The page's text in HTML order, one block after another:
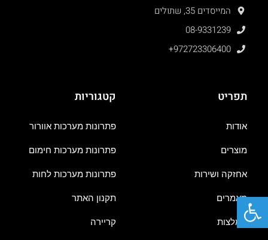
המייסדים 35, שתולים
08-9331239
+972723306400
תפריט
אודות
מוצרים
אחזקה ושירות
מאמרים
המלצות
קטגוריות
פתרונות מערכות אוורור
פתרונות מערכות חימום
פתרונות מערכות לחות
תקנון האתר
קריירה
פתח סרגל נגישות